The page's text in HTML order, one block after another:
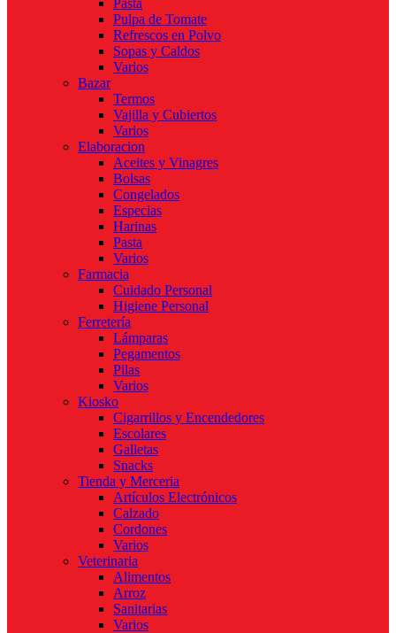
Pasta
Pulpa de Tomate
Refrescos en Polvo
Sopas y Caldos
Varios
Bazar
Termos
Vajilla y Cubiertos
Varios
Elaboracion
Aceites y Vinagres
Bolsas
Congelados
Especias
Harinas
Pasta
Varios
Farmacia
Cuidado Personal
Higiene Personal
Ferretería
Lámparas
Pegamentos
Pilas
Varios
Kiosko
Cigarrillos y Encendedores
Escolares
Galletas
Snacks
Tienda y Merceria
Artículos Electrónicos
Calzado
Cordones
Varios
Veterinaria
Alimentos
Arroz
Sanitarias
Varios